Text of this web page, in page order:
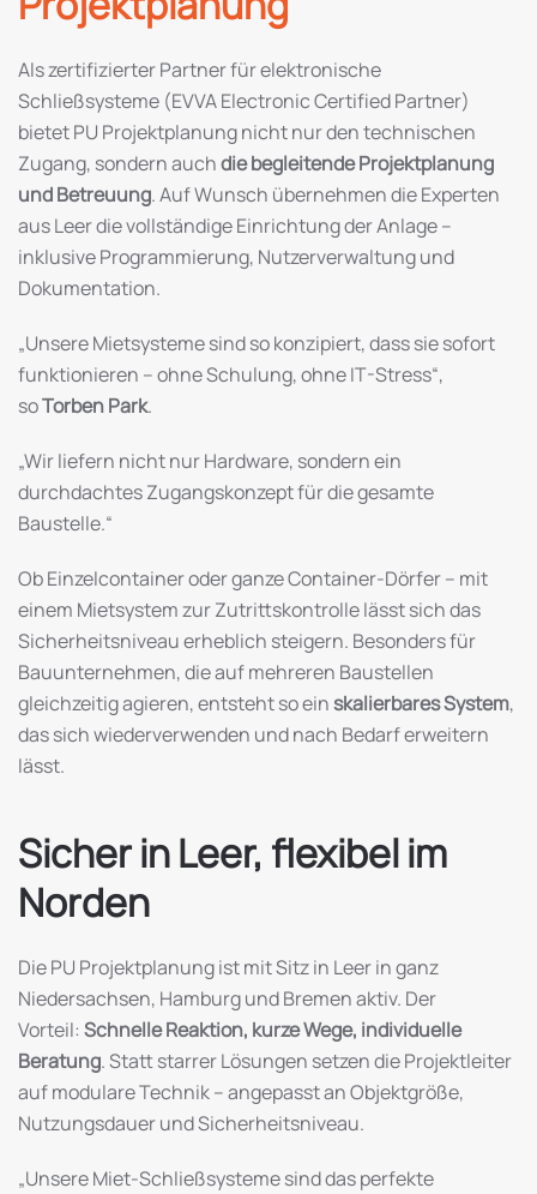
Als zertifizierter Partner für elektronische
Schließsysteme (EVVA Electronic Certified Partner)
bietet PU Projektplanung nicht nur den technischen
Zugang, sondern auchdie begleitende Projektplanung
und Betreuung. Auf Wunsch übernehmen die Experten
aus Leer die vollständige Einrichtung der Anlage –
inklusive Programmierung, Nutzerverwaltung und
Dokumentation.
„Unsere Mietsysteme sind so konzipiert, dass sie sofort
funktionieren – ohne Schulung, ohne IT-Stress“,
soTorben Park.
„Wir liefern nicht nur Hardware, sondern ein
durchdachtes Zugangskonzept für die gesamte
Baustelle.“
Ob Einzelcontainer oder ganze Container-Dörfer – mit
einem Mietsystem zur Zutrittskontrolle lässt sich das
Sicherheitsniveau erheblich steigern. Besonders für
Bauunternehmen, die auf mehreren Baustellen
gleichzeitig agieren, entsteht so einskalierbares System,
das sich wiederverwenden und nach Bedarf erweitern
lässt.
Sicher in Leer, flexibel im
Norden
Die PU Projektplanung ist mit Sitz in Leer in ganz
Niedersachsen, Hamburg und Bremen aktiv. Der
Vorteil: Schnelle Reaktion, kurze Wege, individuelle
Beratung. Statt starrer Lösungen setzen die Projektleiter
auf modulare Technik – angepasst an Objektgröße,
Nutzungsdauer und Sicherheitsniveau.
„Unsere Miet-Schließsysteme sind das perfekte